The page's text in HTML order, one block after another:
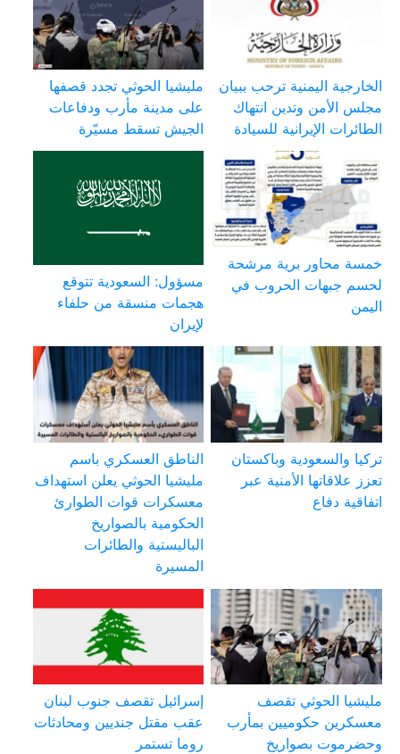
الخارجية اليمنية ترحب ببيان
مجلس الأمن وتدين انتهاك
الطائرات الإيرانية للسيادة
مليشيا الحوثي تجدد قصفها
على مدينة مأرب ودفاعات
الجيش تسقط مسيّرة
خمسة محاور برية مرشحة
لحسم جبهات الحروب في
اليمن
مسؤول: السعودية تتوقع
هجمات منسقة من حلفاء
لإيران
تركيا والسعودية وباكستان
تعزز علاقاتها الأمنية عبر
اتفاقية دفاع
الناطق العسكري باسم
مليشيا الحوثي يعلن استهداف
معسكرات قوات الطوارئ
الحكومية بالصواريخ
الباليستية والطائرات
المسيرة
مليشيا الحوثي تقصف
معسكرين حكوميين بمأرب
وحضرموت بصواريخ
إسرائيل تقصف جنوب لبنان
عقب مقتل جنديين ومحادثات
روما تستمر